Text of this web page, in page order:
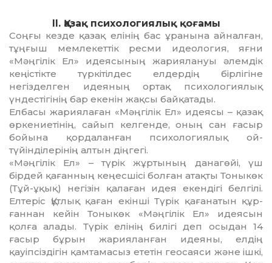
II. Қазақ психологиялық қоғамы
Соңғы кезде қазақ елінің бас ұранына ай­налған,
тұңғыш мемлекеттік ресми идео­логия, яғни
«Мәңгілік Ел» идеясының жа­риялануы әлемдік
кеңістікте түркі­тіл­дес елдердің бірлігіне
негізделген идея­ның ортақ психологиялық
үндестігінің бар екенін жақсы байқатады.
Елбасы жариялаған «Мәңгілік Ел» идея­сы – қазақ
өркениетінің, сайып кел­генде, оның сан ғасыр
бойына қордалан­ған психологиялық ой-
түйінділерінің алтын діңгегі.
«Мәңгілік Ел» – түрік жұртының дана­гөйі, үш
бірдей қағанның кеңесшісі бол­ған атақты Тоныкөк
(Тұй-ұқық) негізін қа­лаған идея екендігі белгілі.
Елтеріс Құт­лық қаған екінші Түрік қағанатын құр­
ғаннан кейін Тоныкөк «Мәңгілік Ел» идеясын
қолға алады. Түрік елінің билігі деп осы­дан 14
ғасыр бұрын жарияланған идея­ны, елдің
қауіпсіздігін қамтамасыз ете­тін геосаяси және ішкі,